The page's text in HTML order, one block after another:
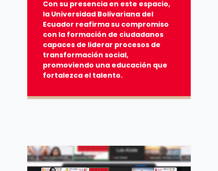
Con su presencia en este espacio,
la Universidad Bolivariana del
Ecuador reafirma su compromiso
con la formación de ciudadanos
capaces de liderar procesos de
transformación social,
promoviendo una educación que
fortalezca el talento.